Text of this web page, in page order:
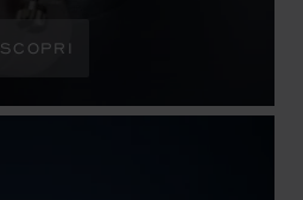
SCOPRI